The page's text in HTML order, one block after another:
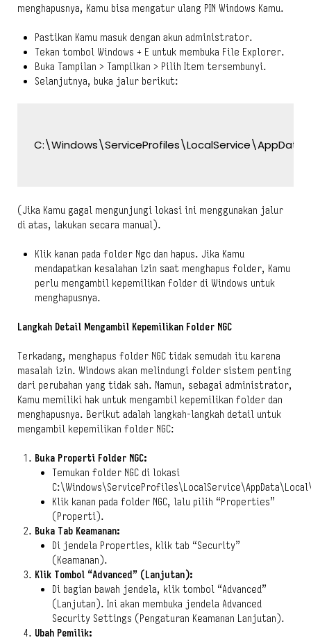
menghapusnya, Kamu bisa mengatur ulang PIN Windows Kamu.
Pastikan Kamu masuk dengan akun administrator.
Tekan tombol Windows + E untuk membuka File Explorer.
Buka Tampilan > Tampilkan > Pilih Item tersembunyi.
Selanjutnya, buka jalur berikut:
(Jika Kamu gagal mengunjungi lokasi ini menggunakan jalur
di atas, lakukan secara manual).
Klik kanan pada folder Ngc dan hapus. Jika Kamu
mendapatkan kesalahan izin saat menghapus folder, Kamu
perlu mengambil kepemilikan folder di Windows untuk
menghapusnya.
Langkah Detail Mengambil Kepemilikan Folder NGC
Terkadang, menghapus folder NGC tidak semudah itu karena
masalah izin. Windows akan melindungi folder sistem penting
dari perubahan yang tidak sah. Namun, sebagai administrator,
Kamu memiliki hak untuk mengambil kepemilikan folder dan
menghapusnya. Berikut adalah langkah-langkah detail untuk
mengambil kepemilikan folder NGC:
Buka Properti Folder NGC:
Temukan folder NGC di lokasi
Klik kanan pada folder NGC, lalu pilih “Properties”
(Properti).
Buka Tab Keamanan:
Di jendela Properties, klik tab “Security”
(Keamanan).
Klik Tombol “Advanced” (Lanjutan):
Di bagian bawah jendela, klik tombol “Advanced”
(Lanjutan). Ini akan membuka jendela Advanced
Security Settings (Pengaturan Keamanan Lanjutan).
Ubah Pemilik: